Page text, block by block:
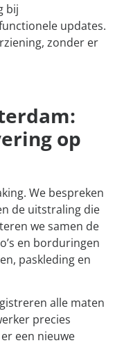
bij
updates.
zonder er
op
We bespreken
de uitstraling die
we samen de
en borduringen
paskleding en
alle maten
precies
een nieuwe